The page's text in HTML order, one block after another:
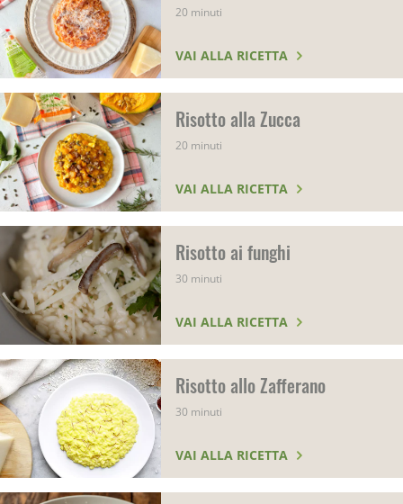
20 minuti
VAI ALLA RICETTA
Risotto alla Zucca
20 minuti
VAI ALLA RICETTA
Risotto ai funghi
30 minuti
VAI ALLA RICETTA
Risotto allo Zafferano
30 minuti
VAI ALLA RICETTA